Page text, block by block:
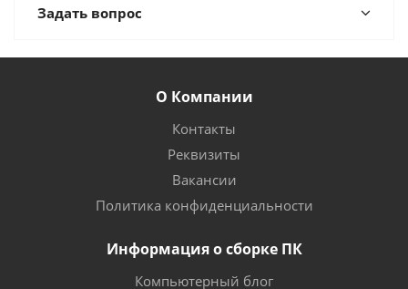
Задать вопрос
О Компании
Контакты
Реквизиты
Вакансии
Политика конфиденциальности
Информация о сборке ПК
Компьютерный блог